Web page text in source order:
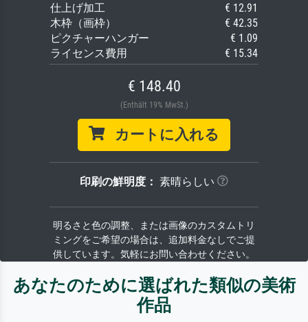
仕上げ加工
€ 12.91
木枠（画枠）
€ 42.35
ピクチャーハンガー
€ 1.09
ライセンス費用
€ 15.34
€ 148.40
(Enthält 19% MwSt.)
カートに入れる
印刷の鮮明度： 素晴らしい
明るさと色の調整、または画像のカスタムトリ
ミングをご希望の場合は、追加料金なしでご提
供しています。気軽にお問い合わせください。
あなたのために選ばれた類似の美術
作品